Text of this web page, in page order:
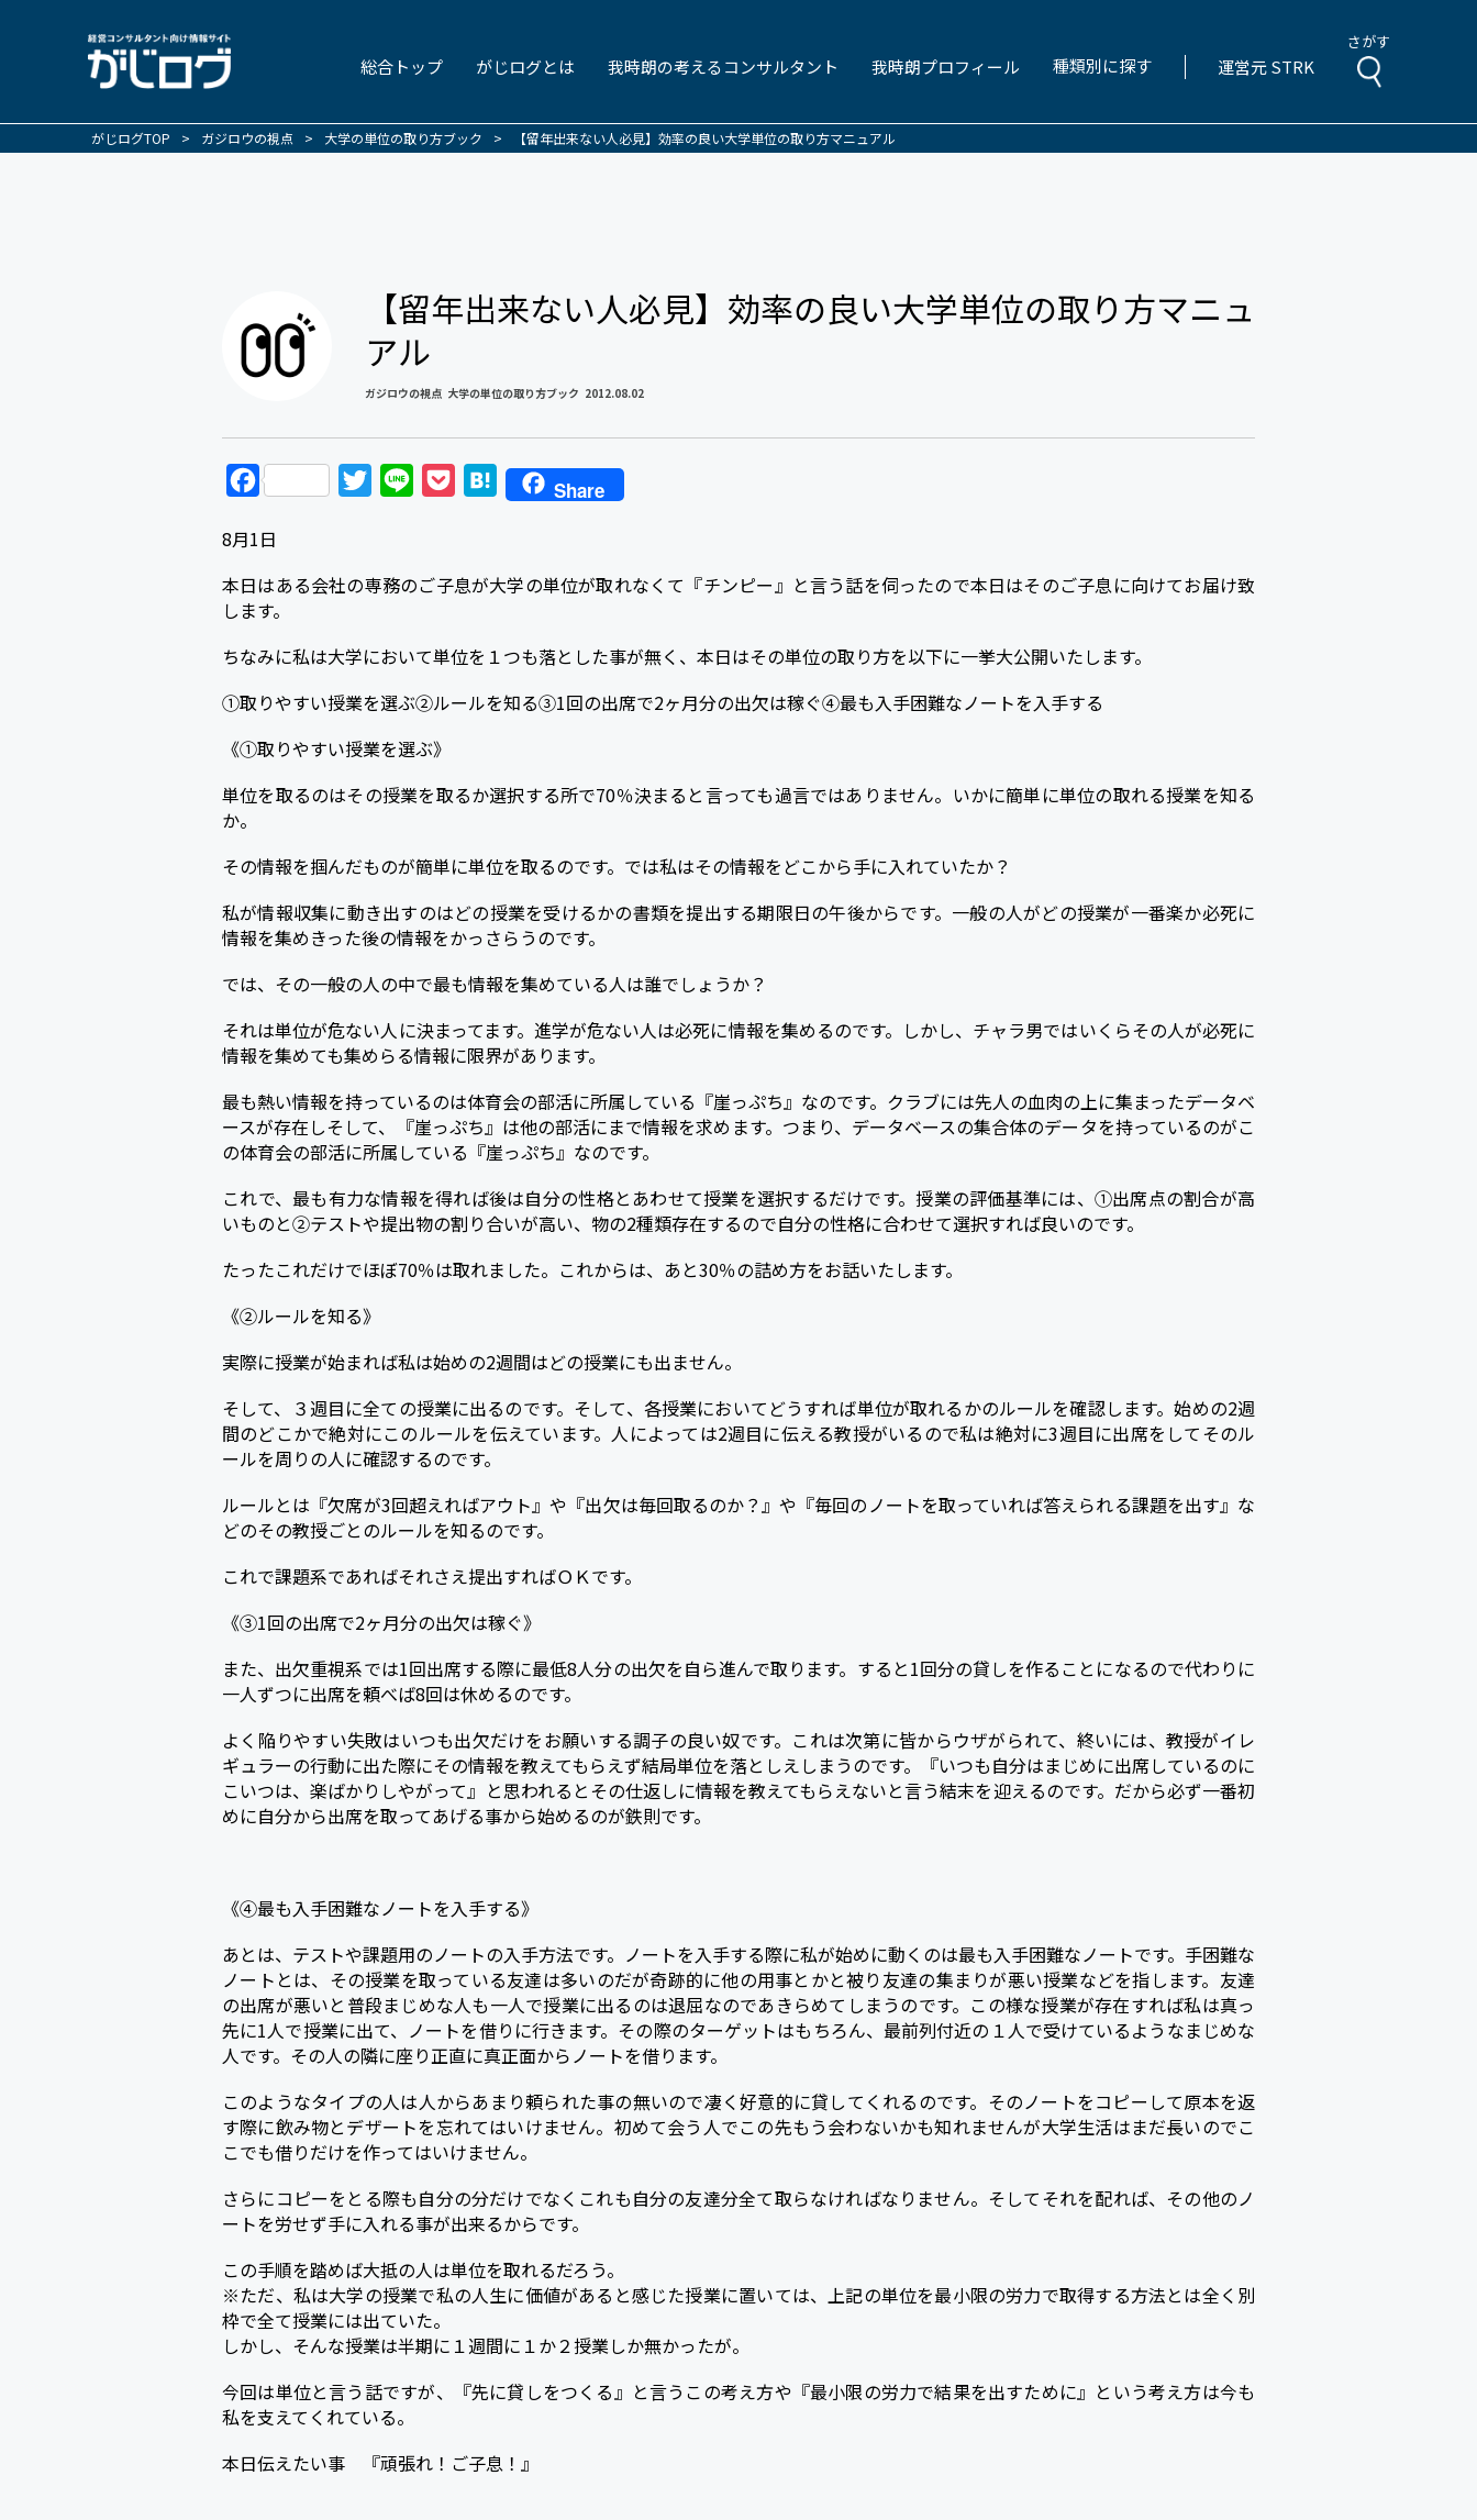
総合トップ がじログとは 我時朗の考えるコンサルタント 我時朗プロフィール 種類別に探す 運営元 STRK
さがす
がじログTOP > ガジロウの視点 > 大学の単位の取り方ブック > 【留年出来ない人必見】効率の良い大学単位の取り方マニュアル
【留年出来ない人必見】効率の良い大学単位の取り方マニュ
アル
ガジロウの視点 大学の単位の取り方ブック 2012.08.02
F
c
e
b
o
k
t
e
e
k
t
H
e
Share
8月1日
本日はある会社の専務のご子息が大学の単位が取れなくて『チンピー』と言う話を伺ったので本日はそのご子息に向けてお届け致
します。
ちなみに私は大学において単位を１つも落とした事が無く、本日はその単位の取り方を以下に一挙大公開いたします。
①取りやすい授業を選ぶ②ルールを知る③1回の出席で2ヶ月分の出欠は稼ぐ④最も入手困難なノートを入手する
《①取りやすい授業を選ぶ》
単位を取るのはその授業を取るか選択する所で70％決まると言っても過言ではありません。いかに簡単に単位の取れる授業を知る
か。
その情報を掴んだものが簡単に単位を取るのです。では私はその情報をどこから手に入れていたか？
私が情報収集に動き出すのはどの授業を受けるかの書類を提出する期限日の午後からです。一般の人がどの授業が一番楽か必死に
情報を集めきった後の情報をかっさらうのです。
では、その一般の人の中で最も情報を集めている人は誰でしょうか？
それは単位が危ない人に決まってます。進学が危ない人は必死に情報を集めるのです。しかし、チャラ男ではいくらその人が必死に
情報を集めても集めらる情報に限界があります。
最も熱い情報を持っているのは体育会の部活に所属している『崖っぷち』なのです。クラブには先人の血肉の上に集まったデータベ
ースが存在しそして、『崖っぷち』は他の部活にまで情報を求めます。つまり、データベースの集合体のデータを持っているのがこ
の体育会の部活に所属している『崖っぷち』なのです。
これで、最も有力な情報を得れば後は自分の性格とあわせて授業を選択するだけです。授業の評価基準には、①出席点の割合が高
いものと②テストや提出物の割り合いが高い、物の2種類存在するので自分の性格に合わせて選択すれば良いのです。
たったこれだけでほぼ70％は取れました。これからは、あと30％の詰め方をお話いたします。
《②ルールを知る》
実際に授業が始まれば私は始めの2週間はどの授業にも出ません。
そして、３週目に全ての授業に出るのです。そして、各授業においてどうすれば単位が取れるかのルールを確認します。始めの2週
間のどこかで絶対にこのルールを伝えています。人によっては2週目に伝える教授がいるので私は絶対に3週目に出席をしてそのル
ールを周りの人に確認するのです。
ルールとは『欠席が3回超えればアウト』や『出欠は毎回取るのか？』や『毎回のノートを取っていれば答えられる課題を出す』な
どのその教授ごとのルールを知るのです。
これで課題系であればそれさえ提出すればＯＫです。
《③1回の出席で2ヶ月分の出欠は稼ぐ》
また、出欠重視系では1回出席する際に最低8人分の出欠を自ら進んで取ります。すると1回分の貸しを作ることになるので代わりに
一人ずつに出席を頼べば8回は休めるのです。
よく陥りやすい失敗はいつも出欠だけをお願いする調子の良い奴です。これは次第に皆からウザがられて、終いには、教授がイレ
ギュラーの行動に出た際にその情報を教えてもらえず結局単位を落としえしまうのです。『いつも自分はまじめに出席しているのに
こいつは、楽ばかりしやがって』と思われるとその仕返しに情報を教えてもらえないと言う結末を迎えるのです。だから必ず一番初
めに自分から出席を取ってあげる事から始めるのが鉄則です。
《④最も入手困難なノートを入手する》
あとは、テストや課題用のノートの入手方法です。ノートを入手する際に私が始めに動くのは最も入手困難なノートです。手困難な
ノートとは、その授業を取っている友達は多いのだが奇跡的に他の用事とかと被り友達の集まりが悪い授業などを指します。友達
の出席が悪いと普段まじめな人も一人で授業に出るのは退屈なのであきらめてしまうのです。この様な授業が存在すれば私は真っ
先に1人で授業に出て、ノートを借りに行きます。その際のターゲットはもちろん、最前列付近の１人で受けているようなまじめな
人です。その人の隣に座り正直に真正面からノートを借ります。
このようなタイプの人は人からあまり頼られた事の無いので凄く好意的に貸してくれるのです。そのノートをコピーして原本を返
す際に飲み物とデザートを忘れてはいけません。初めて会う人でこの先もう会わないかも知れませんが大学生活はまだ長いのでこ
こでも借りだけを作ってはいけません。
さらにコピーをとる際も自分の分だけでなくこれも自分の友達分全て取らなければなりません。そしてそれを配れば、その他のノ
ートを労せず手に入れる事が出来るからです。
この手順を踏めば大抵の人は単位を取れるだろう。
※ただ、私は大学の授業で私の人生に価値があると感じた授業に置いては、上記の単位を最小限の労力で取得する方法とは全く別
枠で全て授業には出ていた。
しかし、そんな授業は半期に１週間に１か２授業しか無かったが。
今回は単位と言う話ですが、『先に貸しをつくる』と言うこの考え方や『最小限の労力で結果を出すために』という考え方は今も
私を支えてくれている。
本日伝えたい事 『頑張れ！ご子息！』